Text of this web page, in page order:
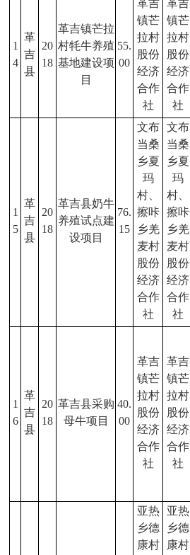
1
4
革
吉
县
20
18
革吉镇芒拉
村牦牛养殖
基地建设项
目
55.
00
革吉
镇芒
拉村
股份
经济
合作
社
革吉
镇芒
拉村
股份
经济
合作
社
1
5
革
吉
县
20
18
革吉县奶牛
养殖试点建
设项目
76.
15
文布
当桑
乡夏
玛
村、
擦咔
乡羌
麦村
股份
经济
合作
社
文布
当桑
乡夏
玛
村、
擦咔
乡羌
麦村
股份
经济
合作
社
1
6
革
吉
县
20
18
革吉县采购
母牛项目
40.
00
革吉
镇芒
拉村
股份
经济
合作
社
革吉
镇芒
拉村
股份
经济
合作
社
亚热
乡德
康村
亚热
乡德
康村